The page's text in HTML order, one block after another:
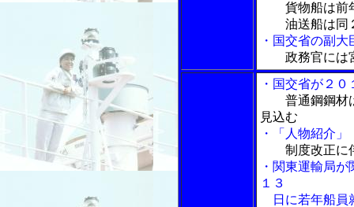
貨物船は前年
油送船は同２
・国交省の副
政務官には
・国交省が２
普通鋼鋼材
見込む
・「人物紹介
制度改正に
・関東運輸局
１３
日に若年船員